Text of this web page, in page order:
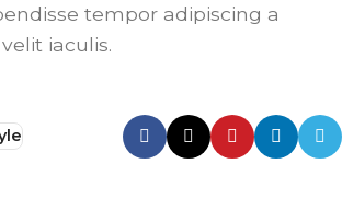
tempor adipiscing a
iaculis.